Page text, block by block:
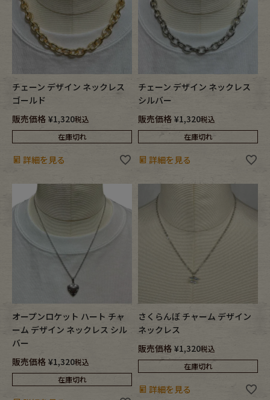
チェーン デザイン ネックレス
ゴールド
販売価格 ¥1,320税込
在庫切れ
詳細を見る
チェーン デザイン ネックレス
シルバー
販売価格 ¥1,320税込
在庫切れ
詳細を見る
オープンロケット ハート チャ
ーム デザイン ネックレス シル
バー
販売価格 ¥1,320税込
在庫切れ
さくらんぼ チャーム デザイン
ネックレス
販売価格 ¥1,320税込
在庫切れ
詳細を見る